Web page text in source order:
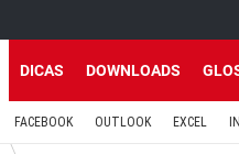
DICAS DOWNLOADS
FACEBOOK OUTLOOK EXCEL